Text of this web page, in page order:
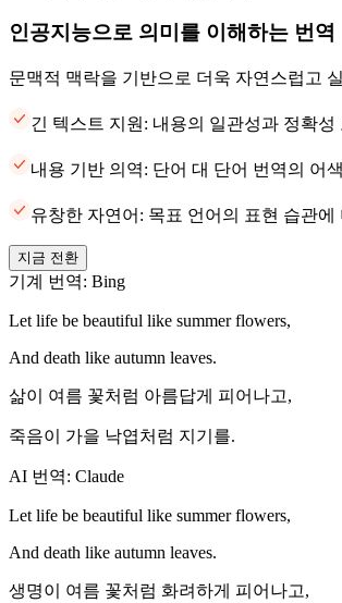
인공지능으로 의미를 이해하는 번역
문맥적 맥락을 기반으로 더욱 자연스럽고
긴 텍스트 지원: 내용의 일관성과 정확성
내용 기반 의역: 단어 대 단어 번역의 어
유창한 자연어: 목표 언어의 표현 습관에
지금 전환
기계 번역: Bing
Let life be beautiful like summer flowers,
And death like autumn leaves.
삶이 여름 꽃처럼 아름답게 피어나고,
죽음이 가을 낙엽처럼 지기를.
AI 번역: Claude
Let life be beautiful like summer flowers,
And death like autumn leaves.
생명이 여름 꽃처럼 화려하게 피어나고,